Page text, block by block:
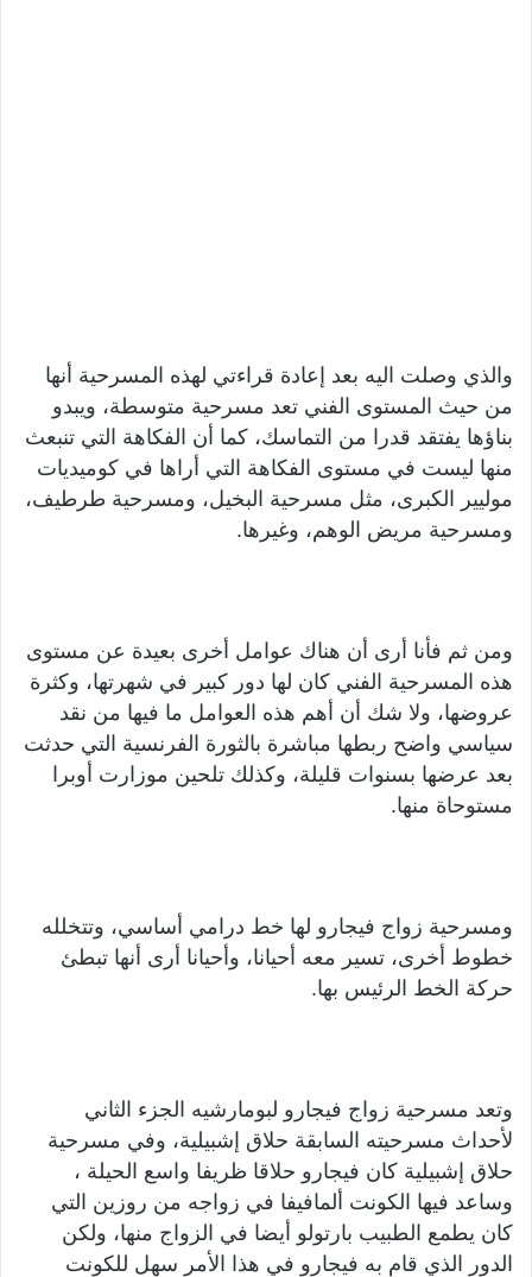
والذي وصلت اليه بعد إعادة قراءتي لهذه المسرحية أنها
من حيث المستوى الفني تعد مسرحية متوسطة، ويبدو
بناؤها يفتقد قدرا من التماسك، كما أن الفكاهة التي تنبعث
منها ليست في مستوى الفكاهة التي أراها في كوميديات
موليير الكبرى، مثل مسرحية البخيل، ومسرحية طرطيف،
ومسرحية مريض الوهم، وغيرها.
ومن ثم فأنا أرى أن هناك عوامل أخرى بعيدة عن مستوى
هذه المسرحية الفني كان لها دور كبير في شهرتها، وكثرة
عروضها، ولا شك أن أهم هذه العوامل ما فيها من نقد
سياسي واضح ربطها مباشرة بالثورة الفرنسية التي حدثت
بعد عرضها بسنوات قليلة، وكذلك تلحين موزارت أوبرا
مستوحاة منها.
ومسرحية زواج فيجارو لها خط درامي أساسي، وتتخلله
خطوط أخرى، تسير معه أحيانا، وأحيانا أرى أنها تبطئ
حركة الخط الرئيس بها.
وتعد مسرحية زواج فيجارو لبومارشيه الجزء الثاني
لأحداث مسرحيته السابقة حلاق إشبيلية، وفي مسرحية
حلاق إشبيلية كان فيجارو حلاقا ظريفا واسع الحيلة ،
وساعد فيها الكونت ألمافيفا في زواجه من روزين التي
كان يطمع الطبيب بارتولو أيضا في الزواج منها، ولكن
الدور الذي قام به فيجارو في هذا الأمر سهل للكونت